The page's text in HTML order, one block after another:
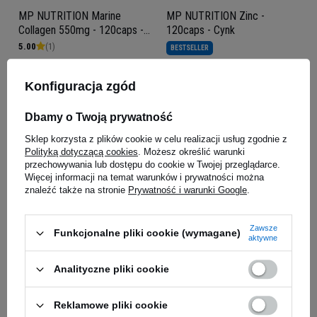
MP NUTRITION Marine
Collagen 550mg - 120caps -
Kolagen Rybi Naticol
5.00 (1)
Kup teraz - wysyłka jutro
MP NUTRITION Zinc -
120caps - Cynk
BESTSELLER
200mg - 100caps
MP NUTRITION Creatine
Monohydrate 200 Mesh MP -
3x 500g
wysyłka jutro
Konfiguracja zgód
Dbamy o Twoją prywatność
Sklep korzysta z plików cookie w celu realizacji usług zgodnie z
Polityką dotyczącą cookies. Możesz określić warunki
przechowywania lub dostępu do cookie w Twojej przeglądarce.
Więcej informacji na temat warunków i prywatności można
znaleźć także na stronie Prywatność i warunki Google.
Funkcjonalne pliki cookie (wymagane)
Zawsze
aktywne
Analityczne pliki cookie
Reklamowe pliki cookie